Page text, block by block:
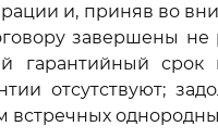
и, приняв во
завершены не
гарантийный срок
отсутствуют;
встречных